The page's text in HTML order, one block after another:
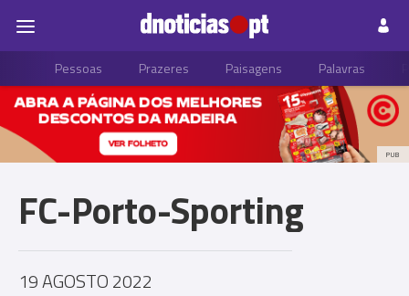
Pessoas Prazeres Paisagens Palavras
PUB
FC-Porto-Sporting
19 AGOSTO 2022